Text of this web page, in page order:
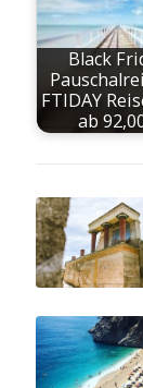
Black
FTIDAY
ab